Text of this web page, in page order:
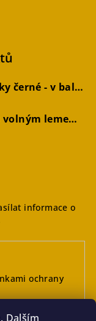
Dalším
Elegantní bavlněné ponožky černé - v balení 2 párů
Tenké bavlněné ponožky s volným lemem hořčicové, 2 páry
informace o
ochrany